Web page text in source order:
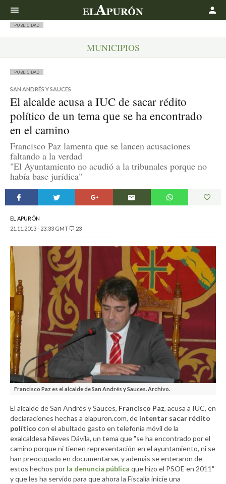
PUBLICIDAD
MUNICIPIOS
PUBLICIDAD
SAN ANDRÉS Y SAUCES
El alcalde acusa a IUC de sacar rédito
político de un tema que se ha encontrado
en el camino
Francisco Paz lamenta que se lancen acusaciones
faltando a la verdad
"El Ayuntamiento no acudió a la tribunales porque no
había base jurídica"
EL APURÓN
21.11.2013 - 23:33 GMT
23
Francisco Paz es el alcalde de San Andrés y Sauces. Archivo.
El alcalde de San Andrés y Sauces, Francisco Paz, acusa a IUC, en
declaraciones hechas a elapuron.com, de intentar sacar rédito
político con el abultado gasto en telefonía móvil de la
exalcaldesa Nieves Dávila, un tema que "se ha encontrado por el
camino porque ni tienen representación en el ayuntamiento, ni se
han preocupado en documentarse, y además se enteraron de
estos hechos por la denuncia pública que hizo el PSOE en 2011"
y que les ha servido para que ahora la Fiscalía inicie una